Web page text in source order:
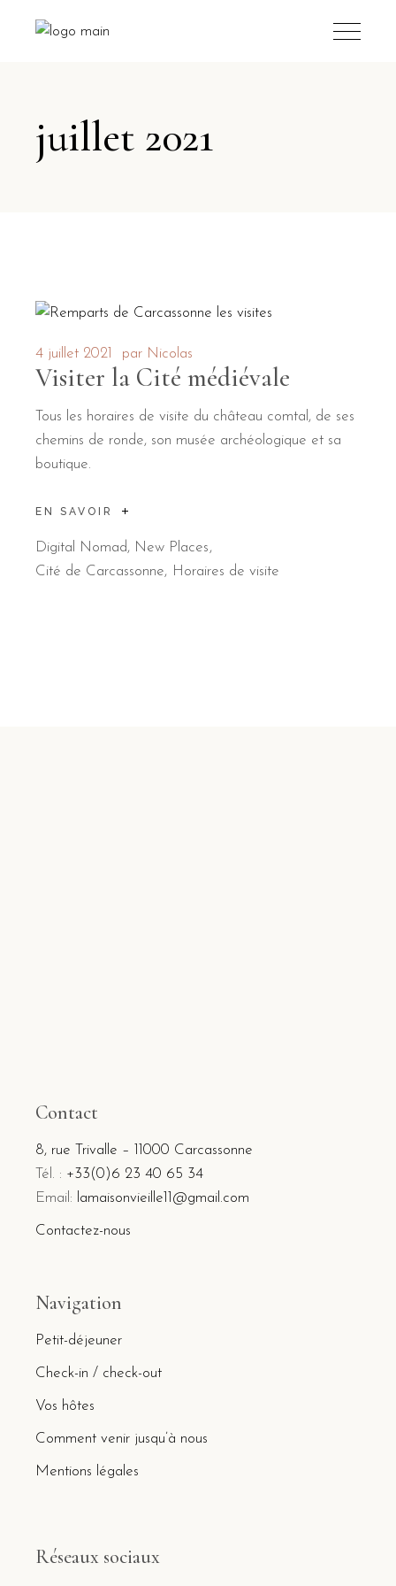
juillet 2021
4 juillet 2021 par Nicolas
Visiter la Cité médiévale
Tous les horaires de visite du château comtal, de ses
chemins de ronde, son musée archéologique et sa
boutique.
EN SAVOIR
Digital Nomad, New Places
Cité de Carcassonne
Horaires de visite
Contact
8, rue Trivalle – 11000 Carcassonne
Tél. : +33(0)6 23 40 65 34
Email: lamaisonvieille11@gmail.com
Contactez-nous
Navigation
Petit-déjeuner
Check-in / check-out
Vos hôtes
Comment venir jusqu’à nous
Mentions légales
Réseaux sociaux